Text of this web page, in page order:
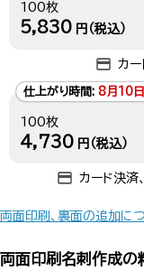
100枚
5,830 円（税込）
カー
仕上がり時間: 8月10
100枚
4,730 円（税込）
カード決済
両面印刷、裏面の追加に
両面印刷名刺作成の